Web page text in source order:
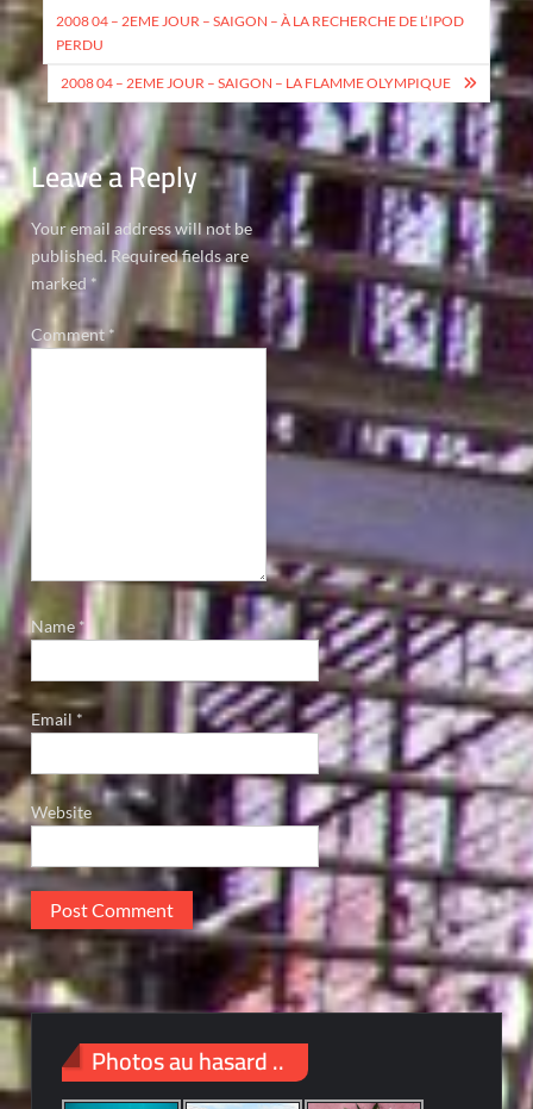
navigation
2008 04 – 2EME JOUR – SAIGON – À LA RECHERCHE DE L’IPOD
PERDU
2008 04 – 2EME JOUR – SAIGON – LA FLAMME OLYMPIQUE
Leave a Reply
Your email address will not be
published.Required fields are
marked*
Comment*
Name *
Email *
Website
Photos au hasard ..